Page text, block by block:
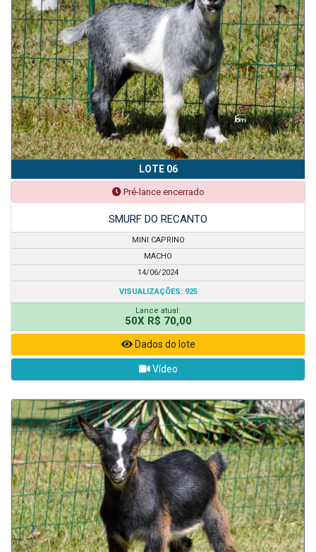
LOTE 06
Pré-lance encerrado
SMURF DO RECANTO
MINI CAPRINO
MACHO
14/06/2024
VISUALIZAÇÕES: 925
Lance atual:
50X R$ 70,00
Dados do lote
Vídeo